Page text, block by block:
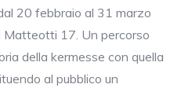
20 febbraio al 31 marzo
Matteotti 17. Un percorso
della kermesse con quella
al pubblico un